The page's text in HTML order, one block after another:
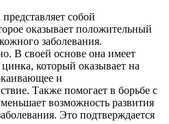
собой
оказывает положительный
заболевания.
В своей основе она имеет
который оказывает на
и
Также помогает в борьбе с
возможность развития
Это подтверждается